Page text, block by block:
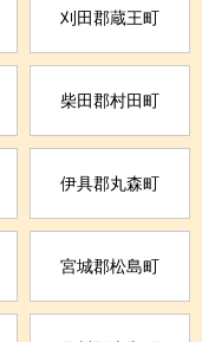
刈田郡蔵王町
柴田郡村田町
伊具郡丸森町
宮城郡松島町